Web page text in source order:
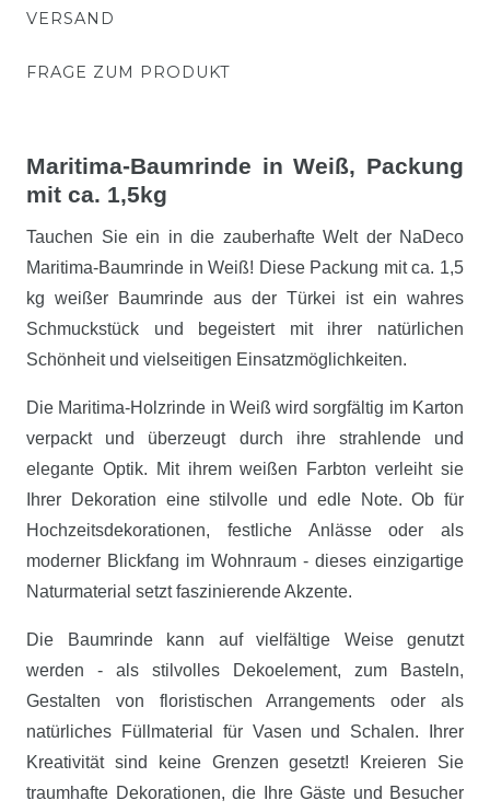
VERSAND
FRAGE ZUM PRODUKT
Maritima-Baumrinde in Weiß, Packung
mit ca. 1,5kg
Tauchen Sie ein in die zauberhafte Welt der NaDeco
Maritima-Baumrinde in Weiß! Diese Packung mit ca. 1,5
kg weißer Baumrinde aus der Türkei ist ein wahres
Schmuckstück und begeistert mit ihrer natürlichen
Schönheit und vielseitigen Einsatzmöglichkeiten.
Die Maritima-Holzrinde in Weiß wird sorgfältig im Karton
verpackt und überzeugt durch ihre strahlende und
elegante Optik. Mit ihrem weißen Farbton verleiht sie
Ihrer Dekoration eine stilvolle und edle Note. Ob für
Hochzeitsdekorationen, festliche Anlässe oder als
moderner Blickfang im Wohnraum - dieses einzigartige
Naturmaterial setzt faszinierende Akzente.
Die Baumrinde kann auf vielfältige Weise genutzt
werden - als stilvolles Dekoelement, zum Basteln,
Gestalten von floristischen Arrangements oder als
natürliches Füllmaterial für Vasen und Schalen. Ihrer
Kreativität sind keine Grenzen gesetzt! Kreieren Sie
traumhafte Dekorationen, die Ihre Gäste und Besucher